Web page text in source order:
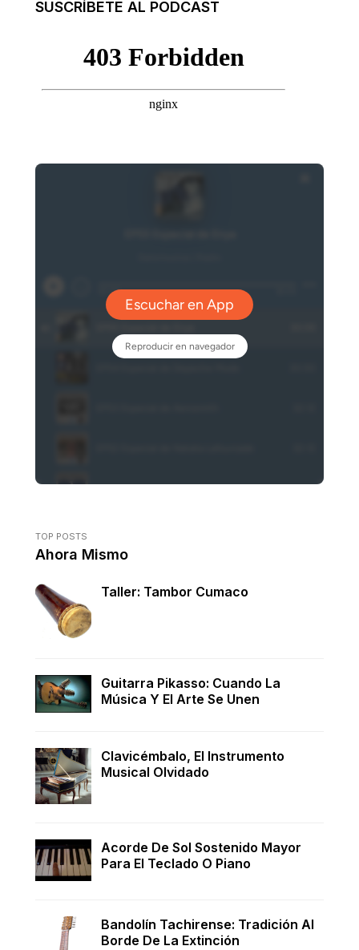
SUSCRÍBETE AL PODCAST
TOP POSTS
Ahora Mismo
Taller: Tambor Cumaco
Guitarra Pikasso: Cuando La
Música Y El Arte Se Unen
Clavicémbalo, El Instrumento
Musical Olvidado
Acorde De Sol Sostenido Mayor
Para El Teclado O Piano
Bandolín Tachirense: Tradición Al
Borde De La Extinción